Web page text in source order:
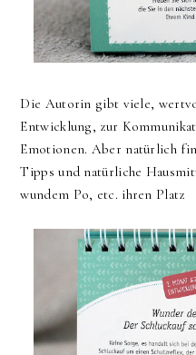
Die Autorin gibt viele,
Entwicklung, zur
Emotionen. Aber natürlich
Tipps und natürliche
wundem Po, etc. ihren Platz